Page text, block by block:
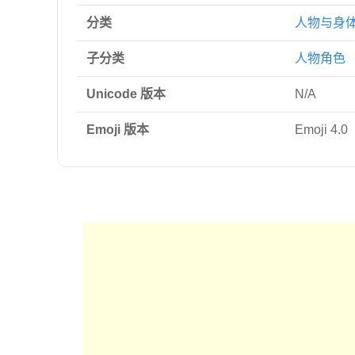
分类 人物与身
子分类 人物角色
Unicode 版本 N/A
Emoji 版本 Emoji 4.0